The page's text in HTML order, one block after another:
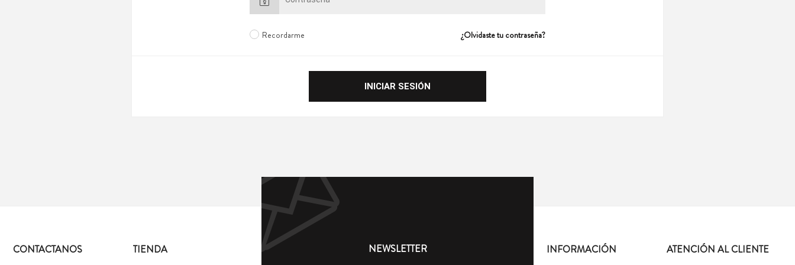
Recordarme ¿Olvidaste tu contraseña?
NEWSLETTER
CONTACTANOS TIENDA INFORMACIÓN ATENCIÓN AL CLIENTE